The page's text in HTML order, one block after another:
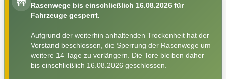
Rasenwege bis einschließlich 16.08.2026 für
Fahrzeuge gesperrt.
Aufgrund der weiterhin anhaltenden Trockenheit hat der
Vorstand beschlossen, die Sperrung der Rasenwege um
weitere 14 Tage zu verlängern. Die Tore bleiben daher
bis einschließlich 16.08.2026 geschlossen.